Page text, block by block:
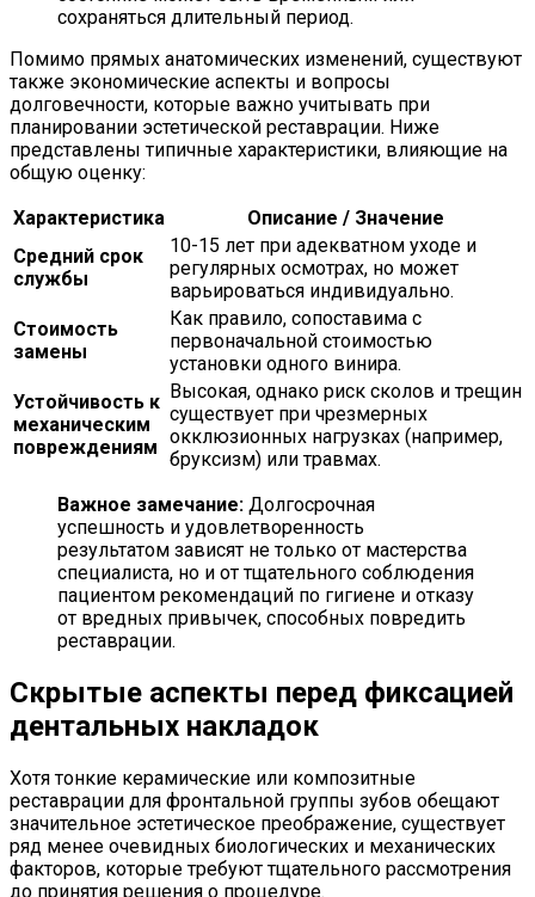
сохраняться длительный период.
Помимо прямых анатомических изменений, существуют
также экономические аспекты и вопросы
долговечности, которые важно учитывать при
планировании эстетической реставрации. Ниже
представлены типичные характеристики, влияющие на
общую оценку:
Характеристика
Описание / Значение
Средний срок
службы
10-15 лет при адекватном уходе и
регулярных осмотрах, но может
варьироваться индивидуально.
Стоимость
замены
Как правило, сопоставима с
первоначальной стоимостью
установки одного винира.
Устойчивость к
механическим
повреждениям
Высокая, однако риск сколов и трещин
существует при чрезмерных
окклюзионных нагрузках (например,
бруксизм) или травмах.
Важное замечание: Долгосрочная
успешность и удовлетворенность
результатом зависят не только от мастерства
специалиста, но и от тщательного соблюдения
пациентом рекомендаций по гигиене и отказу
от вредных привычек, способных повредить
реставрации.
Скрытые аспекты перед фиксацией
дентальных накладок
Хотя тонкие керамические или композитные
реставрации для фронтальной группы зубов обещают
значительное эстетическое преображение, существует
ряд менее очевидных биологических и механических
факторов, которые требуют тщательного рассмотрения
до принятия решения о процедуре.